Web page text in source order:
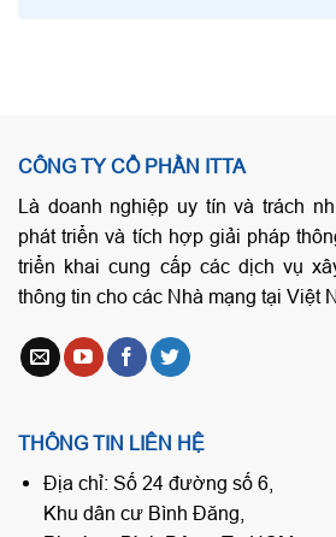
CÔNG TY CỔ PHẦN ITTA
Là doanh nghiệp uy tín và trách
phát triển và tích hợp giải pháp
triển khai cung cấp các dịch vụ
thông tin cho các Nhà mạng tại Việt
THÔNG TIN LIÊN HỆ
Địa chỉ: Số 24 đường số 6,
Khu dân cư Bình Đăng,